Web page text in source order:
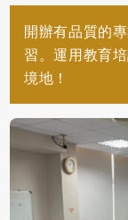
開辦有品質的
習。運用教育
境地！